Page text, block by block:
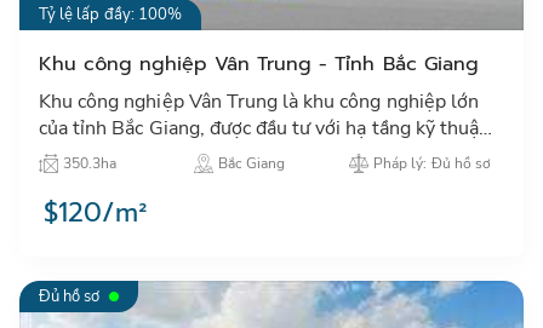
Tỷ lệ lấp đầy: 100%
Khu công nghiệp Vân Trung - Tỉnh Bắc Giang
Khu công nghiệp Vân Trung là khu công nghiệp lớn
của tỉnh Bắc Giang, được đầu tư với hạ tầng kỹ thuật
đồng bộ và thu hút các dự án sản xuất lớn nhất tỉnh…
350.3ha Bắc Giang Pháp lý: Đủ hồ sơ
$120/m²
Đủ hồ sơ